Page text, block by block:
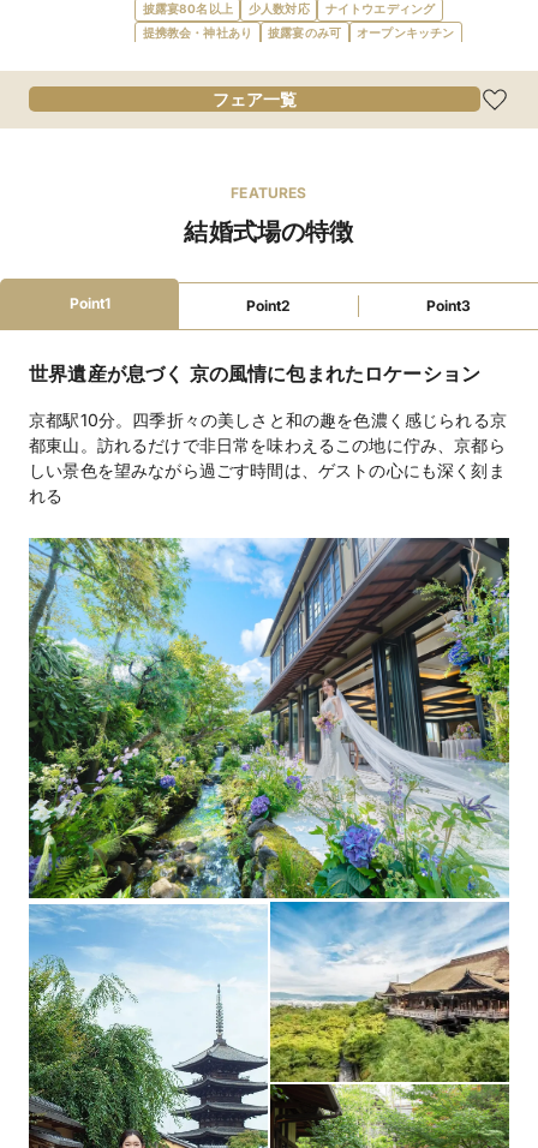
披露宴80名以上
少人数対応
ナイトウエディング
提携教会・神社あり
披露宴のみ可
オープンキッチン
デザートビュッフェ
会費制パーティ
ガーデン・庭
プロジェクターあり
新郎新婦控室あり
親族ゲスト衣装レンタル
親族着付あり
和装が充実
ローン利用可
最寄駅から送迎あり
新幹線停車駅
インターチェンジ5km圏内
マイク・音響
BGM手配
ディング
キッズスペース
子ども用おもちゃ
お昼寝グッズ
ベビーカー
ベビーシッター手配 離乳食持込可
オムツ販売
アレルギー対応
（チャペル）、55,000円（宴会場）、神前式330,000円
（館内）
料理料金
和・洋・フレンチ・イタリアン・オリジナルジャパニー
ズフレンチ13,200円～（全組に完全オーダーメイド料理
を提供しているので希望に合わせてアレンジ可能）
飲物料金 4,620円～（ウェルカムドリンク・フリードリンク）
持込料金 衣裳（有料）・引出物（有料）※応相談
設備
写真室 / メイク室 / ガーデン / ワイヤレスマイク / CD /
美容室 / 着付室 / 音響 / マイク / クローク / 照明 / 控室 /
TVモニター / VTR / スクリーン他
フォトギャラリーを見る
宿泊施設 なし・紹介可能
二次会 会場にて可能（1名￥5,500～）
送迎 京都駅まで無料シャトルバス運行
支払方法 前払い、ブライダルローン有（ご祝儀払い）
フェア一覧
FEATURES
結婚式場の特徴
Point1 Point2 Point3
世界遺産が息づく 京の風情に包まれたロケーション
京都駅10分。四季折々の美しさと和の趣を色濃く感じられる京
都東山。訪れるだけで非日常を味わえるこの地に佇み、京都ら
しい景色を望みながら過ごす時間は、ゲストの心にも深く刻ま